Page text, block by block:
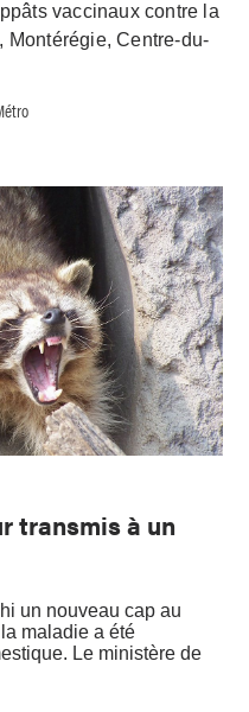
vaccinaux contre la
Montérégie, Centre-du-
transmis à un
un nouveau cap au
maladie a été
Le ministère de